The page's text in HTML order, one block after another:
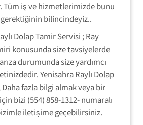
iş ve hizmetlerimizde bunu
bilincindeyiz..
Dolap Tamir Servisi ; Ray
konusunda size tavsiyelerde
durumunda size yardımcı
Yenisahra Raylı Dolap
fazla bilgi almak veya bir
bizi (554) 858-1312- numaralı
iletişime geçebilirsiniz.